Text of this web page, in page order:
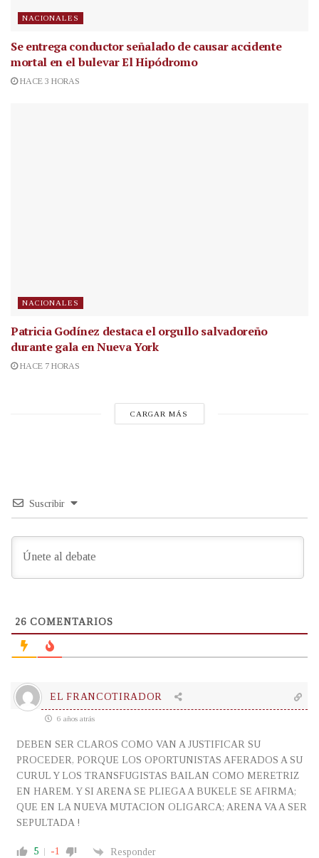
NACIONALES
Se entrega conductor señalado de causar accidente
mortal en el bulevar El Hipódromo
HACE 3 HORAS
NACIONALES
Patricia Godínez destaca el orgullo salvadoreño
durante gala en Nueva York
HACE 7 HORAS
CARGAR MÁS
Suscribir
26 COMENTARIOS
EL FRANCOTIRADOR
6 años atrás
DEBEN SER CLAROS COMO VAN A JUSTIFICAR SU
PROCEDER, PORQUE LOS OPORTUNISTAS AFERADOS A SU
CURUL Y LOS TRANSFUGISTAS BAILAN COMO MERETRIZ
EN HAREM. Y SI ARENA SE PLIEGA A BUKELE SE AFIRMA;
QUE EN LA NUEVA MUTACION OLIGARCA; ARENA VA A SER
SEPULTADA !
5 -1 Responder